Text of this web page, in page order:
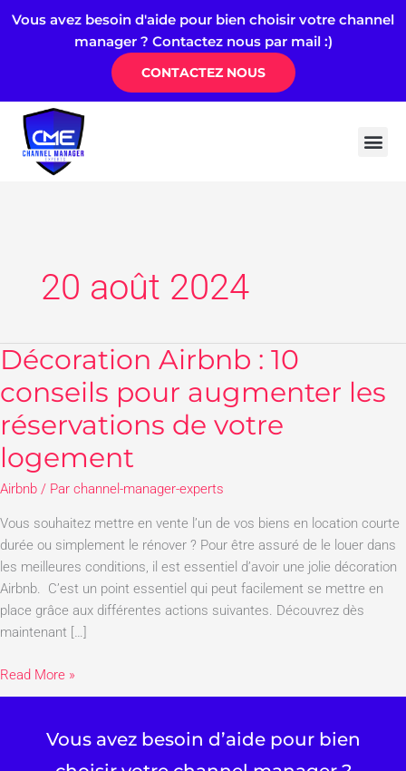
Vous avez besoin d'aide pour bien choisir votre channel
manager ? Contactez nous par mail :)
CONTACTEZ NOUS
20 août 2024
Décoration Airbnb : 10
conseils pour augmenter les
réservations de votre
logement
Airbnb / Par channel-manager-experts
Vous souhaitez mettre en vente l’un de vos biens en location courte
durée ou simplement le rénover ? Pour être assuré de le louer dans
les meilleures conditions, il est essentiel d’avoir une jolie décoration
Airbnb. C’est un point essentiel qui peut facilement se mettre en
place grâce aux différentes actions suivantes. Découvrez dès
maintenant […]
Décoration
Airbnb
:
10
conseils
pour
augmenter
réservations
de
votre
logement
Read More »
Vous avez besoin d’aide pour bien